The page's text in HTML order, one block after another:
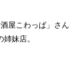
屋こわっぱ」さん
妹店。